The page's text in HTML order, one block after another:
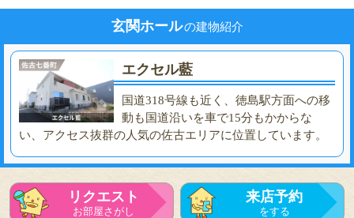
玄関ホールの建物紹介
エクセル藍
国道318号線も近く、徳島駅方面への移
動も国道沿いを車で15分もかからな
い、アクセス抜群の人気の佐古エリアに位置しています。
リクエスト
お部屋さがし
来店予約
をする